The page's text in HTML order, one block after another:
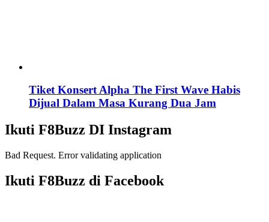
Tiket Konsert Alpha The First Wave Habis
Dijual Dalam Masa Kurang Dua Jam
Ikuti F8Buzz DI Instagram
Bad Request. Error validating application
Ikuti F8Buzz di Facebook